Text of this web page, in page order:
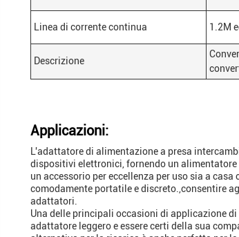
Linea di corrente continua 1.2M
Descrizione
Applicazioni:
L'adattatore di alimentazione a presa
dispositivi elettronici, fornendo un
un accessorio per eccellenza per uso sia a
comodamente portatile e discreto.,consentire
adattatori.
Una delle principali occasioni di applicazione
adattatore leggero e essere certi della sua